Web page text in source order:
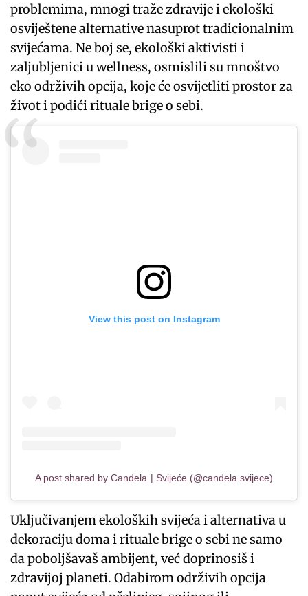
problemima, mnogi traže zdravije i ekološki
osviještene alternative nasuprot tradicionalnim
svijećama. Ne boj se, ekološki aktivisti i
zaljubljenici u wellness, osmislili su mnoštvo
eko održivih opcija, koje će osvijetliti prostor za
život i podići rituale brige o sebi.
View this post on Instagram
A post shared by Candela | Svijeće (@candela.svijece)
Uključivanjem ekoloških svijeća i alternativa u
dekoraciju doma i rituale brige o sebi ne samo
da poboljšavaš ambijent, već doprinosiš i
zdravijoj planeti. Odabirom održivih opcija